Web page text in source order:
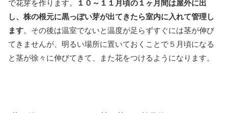
で花芽を作ります。
１０～１１月頃の１ヶ月間は屋外に出
し、株の根元に黒っぽい芽が出てきたら室内に入れて管理し
ます。その後は温室でないと温度が足らずすぐには茎が伸び
てきませんが、明るい場所に置いておくことで５月頃になる
と茎が徐々に伸びてきて、また花をつけるようになります。